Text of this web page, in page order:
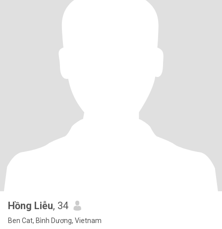
Hồng Liễu, 34
Ben Cat, Bình Dương, Vietnam